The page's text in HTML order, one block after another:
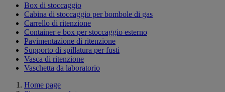
Box di stoccaggio
Cabina di stoccaggio per bombole di gas
Carrello di ritenzione
Container e box per stoccaggio esterno
Pavimentazione di ritenzione
Supporto di spillatura per fusti
Vasca di ritenzione
Vaschetta da laboratorio
Home page